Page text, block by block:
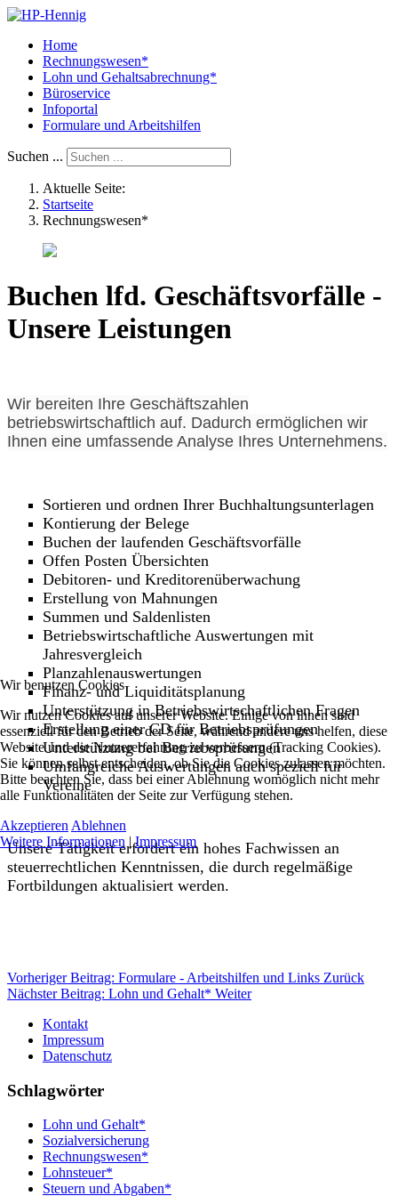
Home
Rechnungswesen*
Lohn und Gehaltsabrechnung*
Büroservice
Infoportal
Formulare und Arbeitshilfen
Suchen ...
Aktuelle Seite:
Startseite
Rechnungswesen*
Buchen lfd. Geschäftsvorfälle -
Unsere Leistungen
Wir bereiten Ihre Geschäftszahlen
betriebswirtschaftlich auf. Dadurch ermöglichen wir
Ihnen eine umfassende Analyse Ihres Unternehmens.
Sortieren und ordnen Ihrer Buchhaltungsunterlagen
Kontierung der Belege
Buchen der laufenden Geschäftsvorfälle
Offen Posten Übersichten
Debitoren- und Kreditorenüberwachung
Erstellung von Mahnungen
Summen und Saldenlisten
Betriebswirtschaftliche Auswertungen mit
Jahresvergleich
Planzahlenauswertungen
Finanz- und Liquiditätsplanung
Unterstützung in Betriebswirtschaftlichen Fragen
Erstellung einer CD für Betriebsprüfungen
Unterstützung bei Betriebsprüfungen
Umfangreiche Auswertungen auch speziell für
Vereine
Unsere Tätigkeit erfordert ein hohes Fachwissen an
steuerrechtlichen Kenntnissen, die durch regelmäßige
Fortbildungen aktualisiert werden.
Vorheriger Beitrag: Formulare - Arbeitshilfen und Links Zurück
Nächster Beitrag: Lohn und Gehalt* Weiter
Kontakt
Impressum
Datenschutz
Schlagwörter
Lohn und Gehalt*
Sozialversicherung
Rechnungswesen*
Lohnsteuer*
Steuern und Abgaben*
Wir benutzen Cookies
Wir nutzen Cookies auf unserer Website. Einige von ihnen sind
essenziell für den Betrieb der Seite, während andere uns helfen, diese
Website und die Nutzererfahrung zu verbessern (Tracking Cookies).
Sie können selbst entscheiden, ob Sie die Cookies zulassen möchten.
Bitte beachten Sie, dass bei einer Ablehnung womöglich nicht mehr
alle Funktionalitäten der Seite zur Verfügung stehen.
Akzeptieren Ablehnen
Weitere Informationen |Impressum